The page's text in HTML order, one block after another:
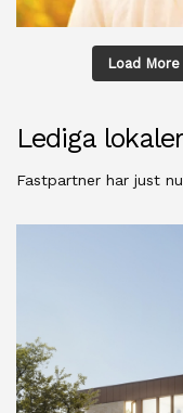
Load More
Lediga
Fastpartner har just